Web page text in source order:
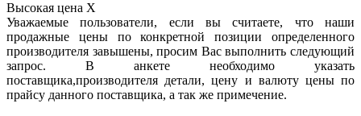
Высокая цена X
Уважаемые пользователи, если вы считаете, что наши
продажные цены по конкретной позиции определенного
производителя завышены, просим Вас выполнить следующий
запрос. В анкете необходимо указать
поставщика,производителя детали, цену и валюту цены по
прайсу данного поставщика, а так же примечение.